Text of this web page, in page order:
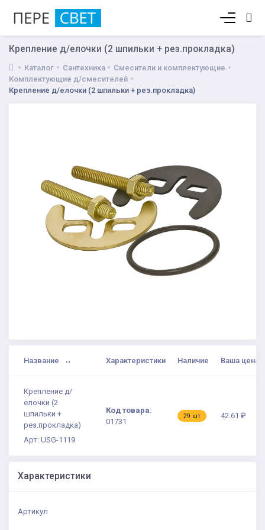
Крепление д/елочки (2 шпильки + рез.прокладка)
Каталог Сантехника
Смесители и комплектующие
Комплектующие д/смесителей
Крепление д/елочки (2 шпильки + рез.прокладка)
Название Характеристики Наличие Ваша цена
Крепление д/
елочки (2
шпильки +
рез.прокладка)
Арт: USG-1119
Код товара:
01731
29 шт 42.61 ₽
Характеристики
Артикул